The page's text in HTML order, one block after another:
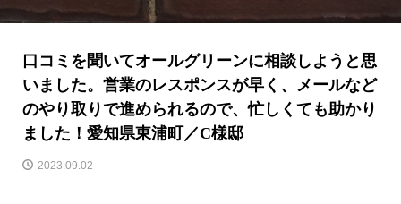
口コミを聞いてオールグリーンに相談しようと思
いました。営業のレスポンスが早く、メールなど
のやり取りで進められるので、忙しくても助かり
ました！愛知県東浦町／C様邸
2023.09.02